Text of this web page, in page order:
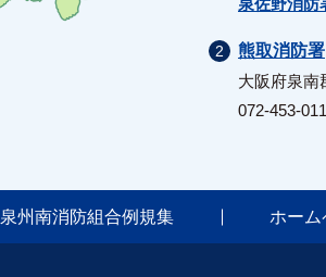
泉佐野消防
熊取消防署
大阪府泉南
072-453-
泉州南消防組合例規集 ホーム